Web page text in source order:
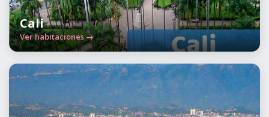
Cali
Ver habitaciones →